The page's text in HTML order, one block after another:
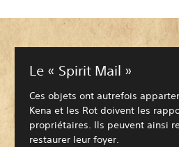
Le « Spirit Mail »
Ces objets ont autrefois
Kena et les Rot doivent les
propriétaires. Ils peuvent ainsi
restaurer leur foyer.